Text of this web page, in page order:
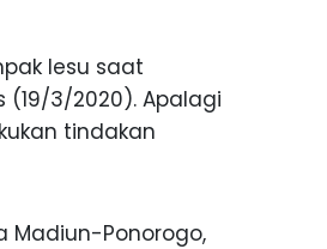
lesu saat
(19/3/2020). Apalagi
tindakan
Madiun-Ponorogo,